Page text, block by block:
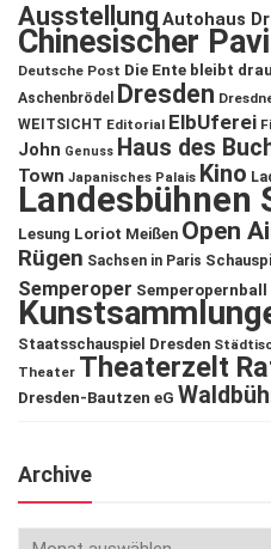
Ausstellung Autohaus
Chinesischer
Deutsche Post Die Ente bleibt
Aschenbrödel
Dresden
WEITSICHT Editorial ElbUferei
John Genuss Haus des
Town Japanisches Palais Kino
Landesbühnen
Lesung Loriot Meißen Open
Rügen Sachsen in Paris
Semperoper Semperopernball
Staatsschauspiel Dresden
Theater Theaterzelt
Dresden-Bautzen eG
Archive